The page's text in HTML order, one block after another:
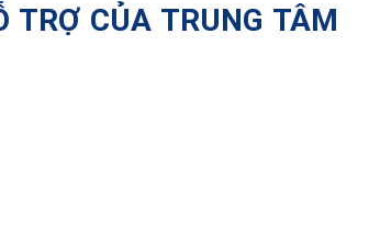
CỦA TRUNG TÂM